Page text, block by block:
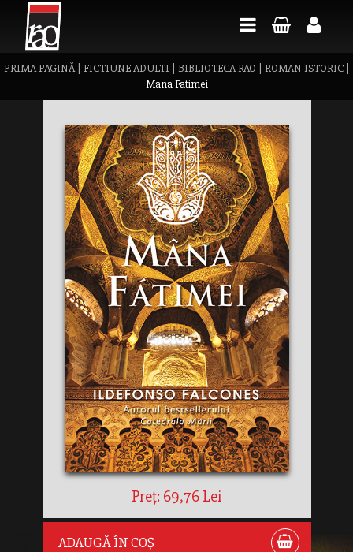
PRIMA PAGINĂ| FICTIUNE ADULTI BIBLIOTECA RAO ROMAN ISTORIC|
Mana Fatimei
Preț: 69,76 Lei
ADAUGĂ ÎN COȘ